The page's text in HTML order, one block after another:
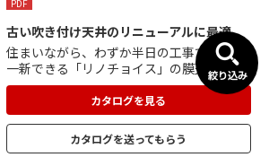
PDF
古い吹き付け天井のリニューアルに最適
住まいながら、わずか半日の工事で天井を
一新できる「リノチョイス」の膜天井。 弾
力性と耐久性のある樹脂シートを用いるた
め、美しさが長持ち。 万一の上階の水漏れ
事故の場合にも、樹脂シートが大切な家具
や家電を守ります。 施工時にも家具の移動
は不要。 準不燃材料の認定を受けており、
カタログを見る
カタログを送ってもらう